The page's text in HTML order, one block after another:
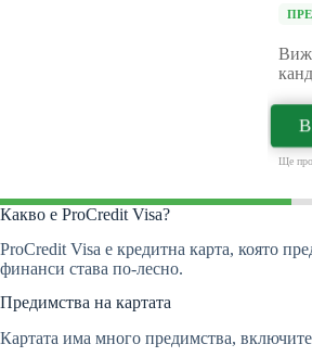
Ще
Какво е ProCredit Visa?
ProCredit Visa е кредитна карта, която
финанси става по-лесно.
Предимства на картата
Картата има много предимства,